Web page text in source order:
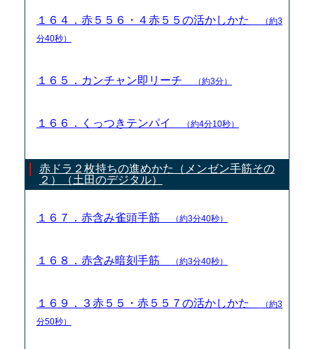
１６４．赤５５６・４赤５５の活かしかた
（約3
分40秒）
１６５．カンチャン即リーチ （約3分）
１６６．くっつきテンパイ （約4分10秒）
赤ドラ２枚持ちの進めかた（メンゼン手筋その
２）（土田のデジタル）
１６７．赤含み雀頭手筋 （約3分40秒）
１６８．赤含み暗刻手筋 （約3分40秒）
１６９．３赤５５・赤５５７の活かしかた
（約3
分50秒）